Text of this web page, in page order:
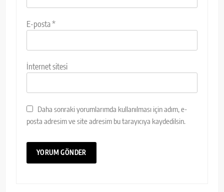
E-posta*
İnternet sitesi
Daha sonraki yorumlarımda kullanılması için adım, e-
posta adresim ve site adresim bu tarayıcıya kaydedilsin.